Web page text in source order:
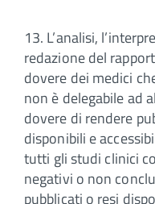
13. L’analisi,
redazione del
dovere dei medici
non è delegabile ad
dovere di rendere
disponibili e
tutti gli studi clinici
negativi o non
pubblicati o resi